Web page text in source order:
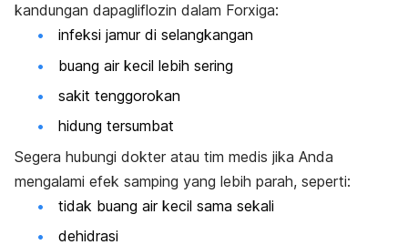
kandungan dapagliflozin dalam Forxiga:
infeksi jamur di selangkangan
buang air kecil lebih sering
sakit tenggorokan
hidung tersumbat
Segera hubungi dokter atau tim medis jika Anda
mengalami efek samping yang lebih parah, seperti:
tidak buang air kecil sama sekali
dehidrasi